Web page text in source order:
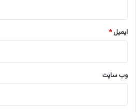
ایمیل*
وب‌ سایت